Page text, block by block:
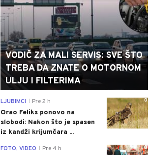
VODIČ ZA MALI SERVIS: SVE ŠTO
TREBA DA ZNATE O MOTORNOM
ULJU I FILTERIMA
0
LJUBIMCI Pre 2 h
Orao Feliks ponovo na
slobodi: Nakon što je spasen
iz kandži krijumčara ...
0
FOTO, VIDEO Pre 4 h